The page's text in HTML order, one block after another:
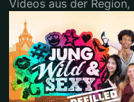
Videos aus der